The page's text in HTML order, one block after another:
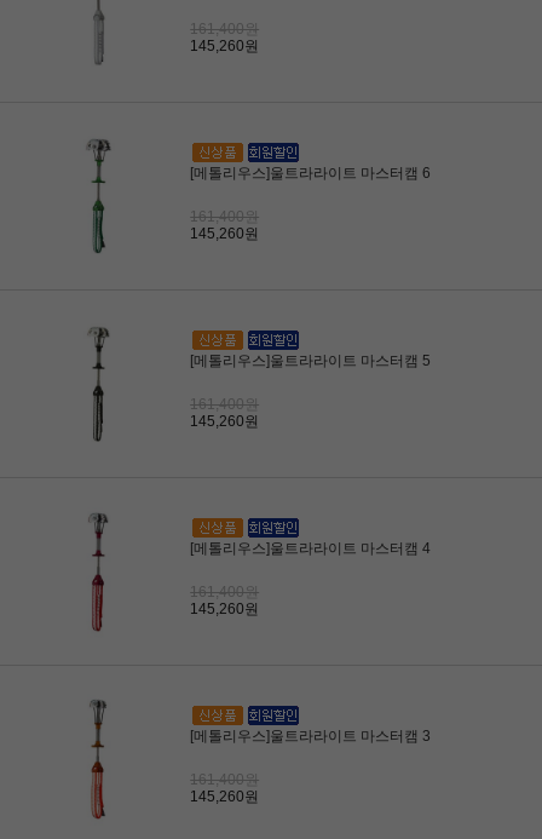
161,400원
145,260원
[메톨리우스]울트라라이트 마스터캠 6
161,400원
145,260원
[메톨리우스]울트라라이트 마스터캠 5
161,400원
145,260원
[메톨리우스]울트라라이트 마스터캠 4
161,400원
145,260원
[메톨리우스]울트라라이트 마스터캠 3
161,400원
145,260원